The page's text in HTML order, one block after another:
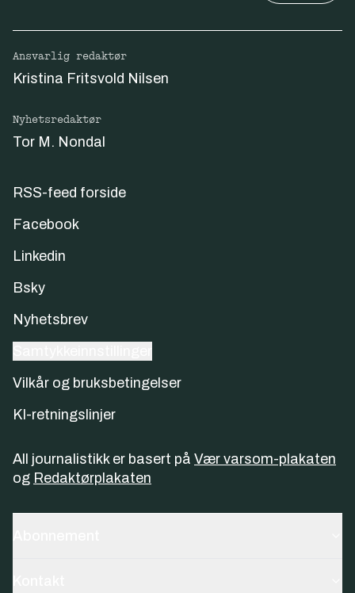
Ansvarlig redaktør
Kristina Fritsvold Nilsen
Nyhetsredaktør
Tor M. Nondal
RSS-feed forside
Facebook
Linkedin
Bsky
Nyhetsbrev
Vilkår og bruksbetingelser
KI-retningslinjer
All journalistikk er basert på Vær varsom-plakaten
og Redaktørplakaten